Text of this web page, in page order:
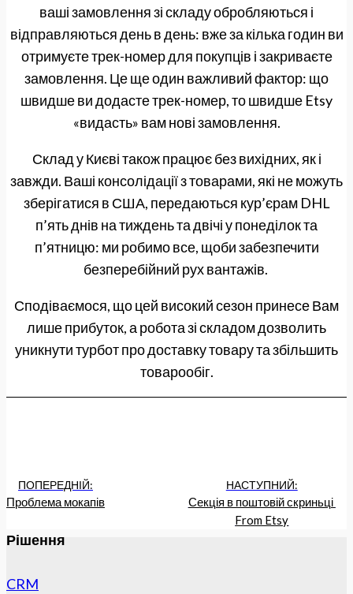
ваші замовлення зі складу обробляються і
відправляються день в день: вже за кілька годин ви
отримуєте трек-номер для покупців і закриваєте
замовлення. Це ще один важливий фактор: що
швидше ви додасте трек-номер, то швидше Etsy
«видасть» вам нові замовлення.
Склад у Києві також працює без вихідних, як і
завжди. Ваші консолідації з товарами, які не можуть
зберігатися в США, передаються кур’єрам DHL
п’ять днів на тиждень та двічі у понеділок та
п’ятницю: ми робимо все, щоби забезпечити
безперебійний рух вантажів.
Сподіваємося, що цей високий сезон принесе Вам
лише прибуток, а робота зі складом дозволить
уникнути турбот про доставку товару та збільшить
товарообіг.
ПОПЕРЕДНІЙ:
Проблема мокапів
НАСТУПНИЙ:
Секція в поштовій скриньці
From Etsy
Рішення
CRM